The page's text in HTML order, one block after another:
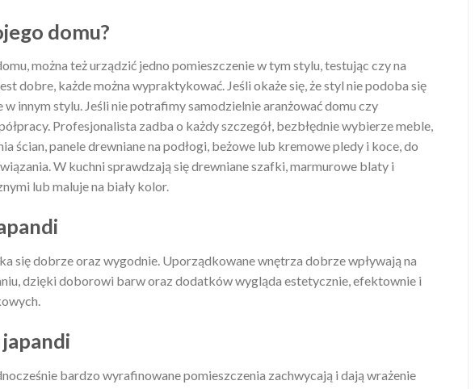
domu?
można też urządzić jedno pomieszczenie w tym stylu, testując czy na
dobre, każde można wypraktykować. Jeśli okaże się, że styl nie podoba się
innym stylu. Jeśli nie potrafimy samodzielnie aranżować domu czy
Profesjonalista zadba o każdy szczegół, bezbłędnie wybierze meble,
ścian, panele drewniane na podłogi, beżowe lub kremowe pledy i koce, do
W kuchni sprawdzają się drewniane szafki, marmurowe blaty i
lub maluje na biały kolor.
się dobrze oraz wygodnie. Uporządkowane wnętrza dobrze wpływają na
dzięki doborowi barw oraz dodatków wygląda estetycznie, efektownie i
bardzo wyrafinowane pomieszczenia zachwycają i dają wrażenie